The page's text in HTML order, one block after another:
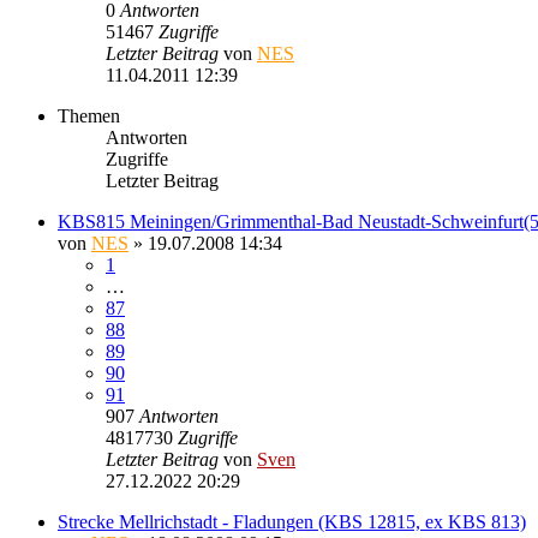
0 Antworten
51467 Zugriffe
Letzter Beitrag von NES
11.04.2011 12:39
Themen
Antworten
Zugriffe
Letzter Beitrag
KBS815 Meiningen/Grimmenthal-Bad Neustadt-
von NES » 19.07.2008 14:34
1
…
87
88
89
90
91
907 Antworten
4817730 Zugriffe
Letzter Beitrag von Sven
27.12.2022 20:29
Strecke Mellrichstadt - Fladungen (KBS 12815, ex KBS 813)